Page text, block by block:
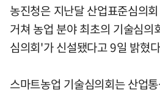
농진청은 지난달 산업표준심의
거쳐 농업 분야 최초의 기술심의
심의회'가 신설됐다고 9일 밝혔
스마트농업 기술심의회는 산업